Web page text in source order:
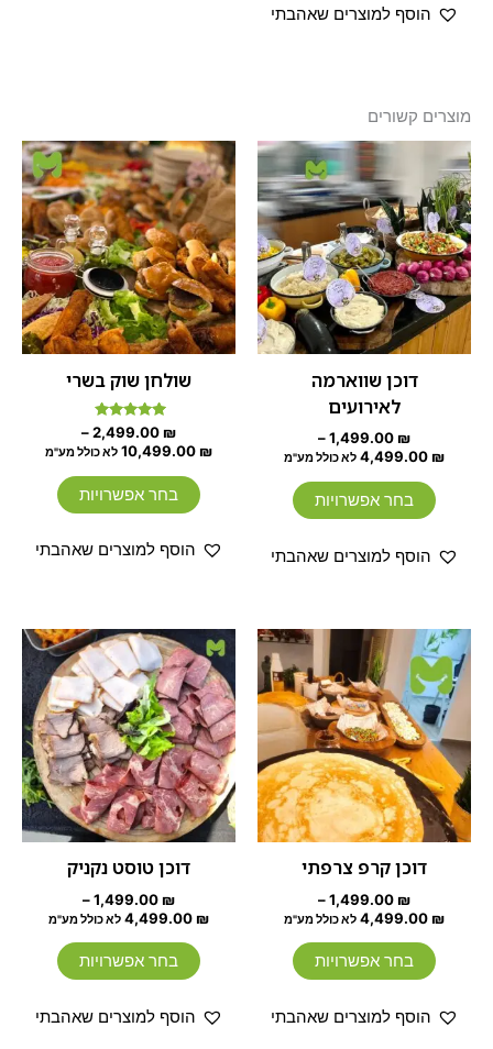
הוסף למוצרים שאהבתי
מוצרים קשורים
דוכן שווארמה
לאירועים
1,499.00 ₪
–
4,499.00 ₪
טווח
מחירים:
עד
לא כולל מע"מ
בחר אפשרויות
למוצר
זה
יש
מספר
סוגים.
ניתן
לבחור
את
הוסף למוצרים שאהבתי
שולחן שוק בשרי
דורג
5.00
מתוך 5
2,499.00 ₪
–
10,499.00 ₪
טווח
מחירים:
עד
לא כולל מע"מ
בחר אפשרויות
למוצר
זה
יש
מספר
סוגים.
ניתן
לבחור
את
הוסף למוצרים שאהבתי
דוכן קרפ צרפתי
1,499.00 ₪
–
4,499.00 ₪
מחירים:
עד
לא כולל מע"מ
בחר אפשרויות
למוצר
זה
יש
מספר
סוגים.
ניתן
לבחור
את
הוסף למוצרים שאהבתי
דוכן טוסט נקניק
1,499.00 ₪
–
4,499.00 ₪
טווח
מחירים:
עד
לא כולל מע"מ
בחר אפשרויות
למוצר
זה
יש
מספר
סוגים.
ניתן
לבחור
את
הוסף למוצרים שאהבתי